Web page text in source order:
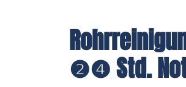
❷❹ Std.